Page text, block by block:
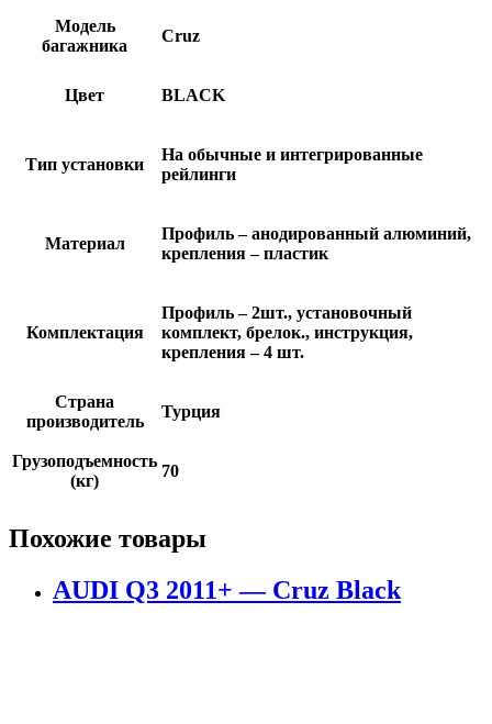
Модель
багажника
Cruz
Цвет BLACK
Тип установки
На обычные и интегрированные
рейлинги
Материал
Профиль – анодированный алюминий,
крепления – пластик
Комплектация
Профиль – 2шт., установочный
комплект, брелок., инструкция,
крепления – 4 шт.
Страна
производитель
Турция
Грузоподъемность
(кг)
70
Похожие товары
AUDI Q3 2011+ — Cruz Black